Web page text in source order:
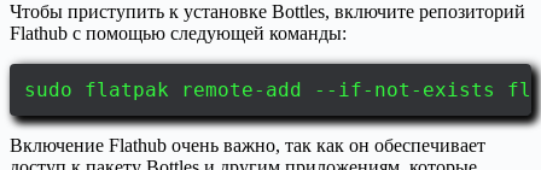
Чтобы приступить к установке Bottles, включите репозиторий
Flathub с помощью следующей команды:
sudo flatpak remote-add --if-not-exists
Включение Flathub очень важно, так как он обеспечивает